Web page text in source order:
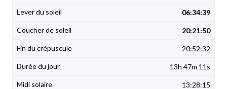
06:34:39
20:21:50
20:52:32
13h 47m 11s
13:28:15